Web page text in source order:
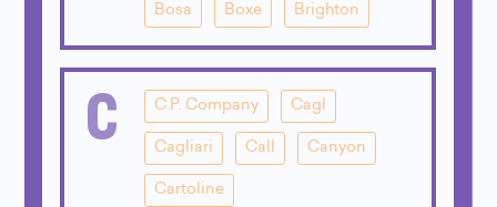
Bosa Boxe Brighton
C C.P. Company Cagl
Cagliari Call Canyon
Cartoline